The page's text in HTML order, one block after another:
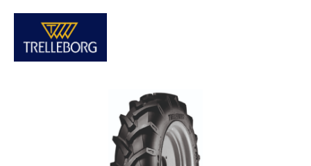
Bildergalerie überspringen